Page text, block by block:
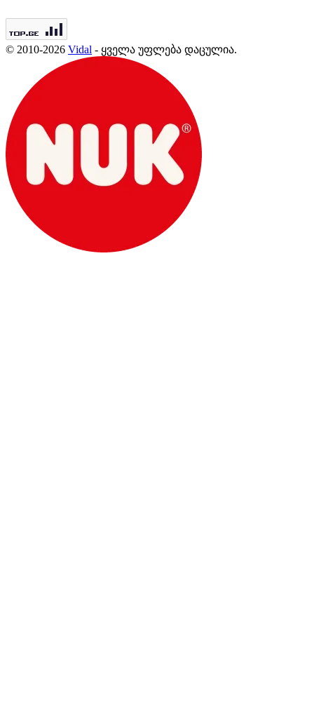
© 2010-2026 Vidal - ყველა უფლება დაცულია.